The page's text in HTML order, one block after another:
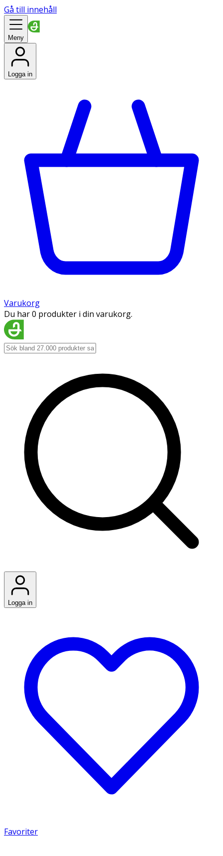
Gå till innehåll
Meny
Logga in
Varukorg
Du har 0 produkter i din varukorg.
Logga in
Favoriter